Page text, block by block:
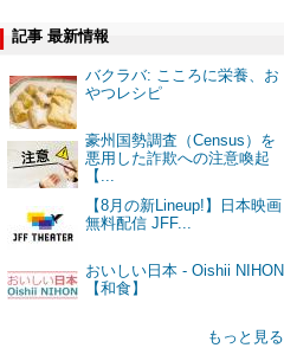
記事 最新情報
バクラバ: こころに栄養、お
やつレシピ
豪州国勢調査（Census）を
悪用した詐欺への注意喚起
【...
【8月の新Lineup!】日本映画
無料配信 JFF...
おいしい日本 - Oishii NIHON
【和食】
もっと見る